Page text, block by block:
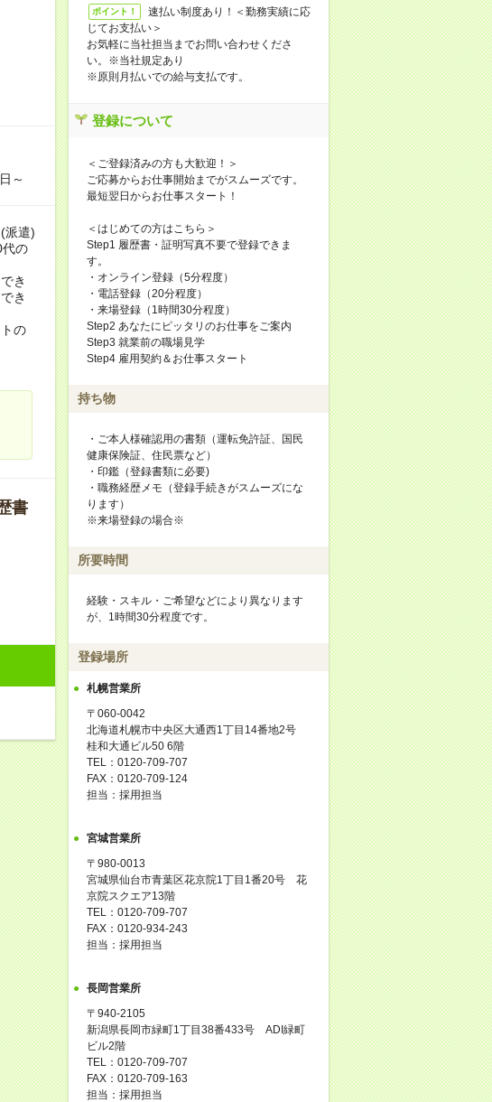
～
派遣)
の
き
き
の
書
ポイント！
速払い制度あり！＜勤務実績に応
じてお支払い＞
お気軽に当社担当までお問い合わせくださ
い。※当社規定あり
※原則月払いでの給与支払です。
登録について
＜ご登録済みの方も大歓迎！＞
ご応募からお仕事開始までがスムーズです。
最短翌日からお仕事スタート！
＜はじめての方はこちら＞
Step1 履歴書・証明写真不要で登録できま
す。
・オンライン登録（5分程度）
・電話登録（20分程度）
・来場登録（1時間30分程度）
Step2 あなたにピッタリのお仕事をご案内
Step3 就業前の職場見学
Step4 雇用契約＆お仕事スタート
持ち物
・ご本人様確認用の書類（運転免許証、国民
健康保険証、住民票など）
・印鑑（登録書類に必要)
・職務経歴メモ（登録手続きがスムーズにな
ります）
※来場登録の場合※
所要時間
経験・スキル・ご希望などにより異なります
が、1時間30分程度です。
登録場所
札幌営業所
〒060-0042
北海道札幌市中央区大通西1丁目14番地2号
桂和大通ビル50 6階
TEL：0120-709-707
FAX：0120-709-124
担当：採用担当
宮城営業所
〒980-0013
宮城県仙台市青葉区花京院1丁目1番20号 花
京院スクエア13階
TEL：0120-709-707
FAX：0120-934-243
担当：採用担当
長岡営業所
〒940-2105
新潟県長岡市緑町1丁目38番433号 ADI緑町
ビル2階
TEL：0120-709-707
FAX：0120-709-163
担当：採用担当